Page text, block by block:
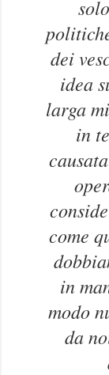
dei
idea
larga
in
come
in
modo
da